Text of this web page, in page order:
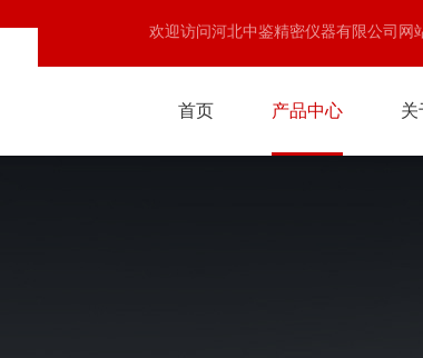
欢迎访问河北中鉴精密仪器有限公司网
首页 产品中心 关